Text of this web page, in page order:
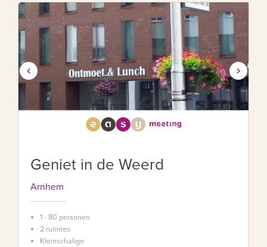
Geniet in de Weerd
Arnhem
1 - 80 personen
2 ruimtes
Kleinschalige